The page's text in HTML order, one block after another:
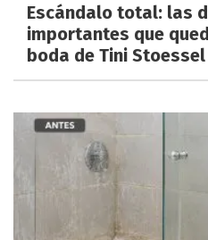
Escándalo total: las
importantes que
boda de Tini